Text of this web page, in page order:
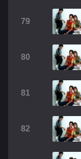
79
80
81
82